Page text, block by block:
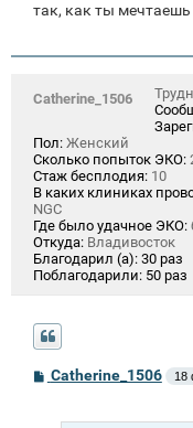
так, как ты мечтаешь
Catherine_1506
Пол: Женский
Сколько попыток ЭКО:
Стаж бесплодия: 10
В каких клиниках
NGC
Где было удачное ЭКО:
Откуда: Владивосток
Благодарил (а): 30 раз
Поблагодарили: 50 раз
СCatherine_1506 18